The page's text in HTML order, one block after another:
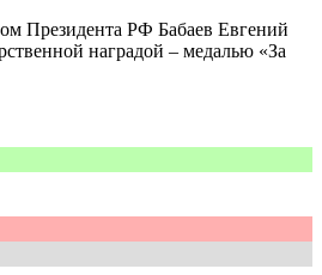
Президента РФ Бабаев Евгений
наградой – медалью «За